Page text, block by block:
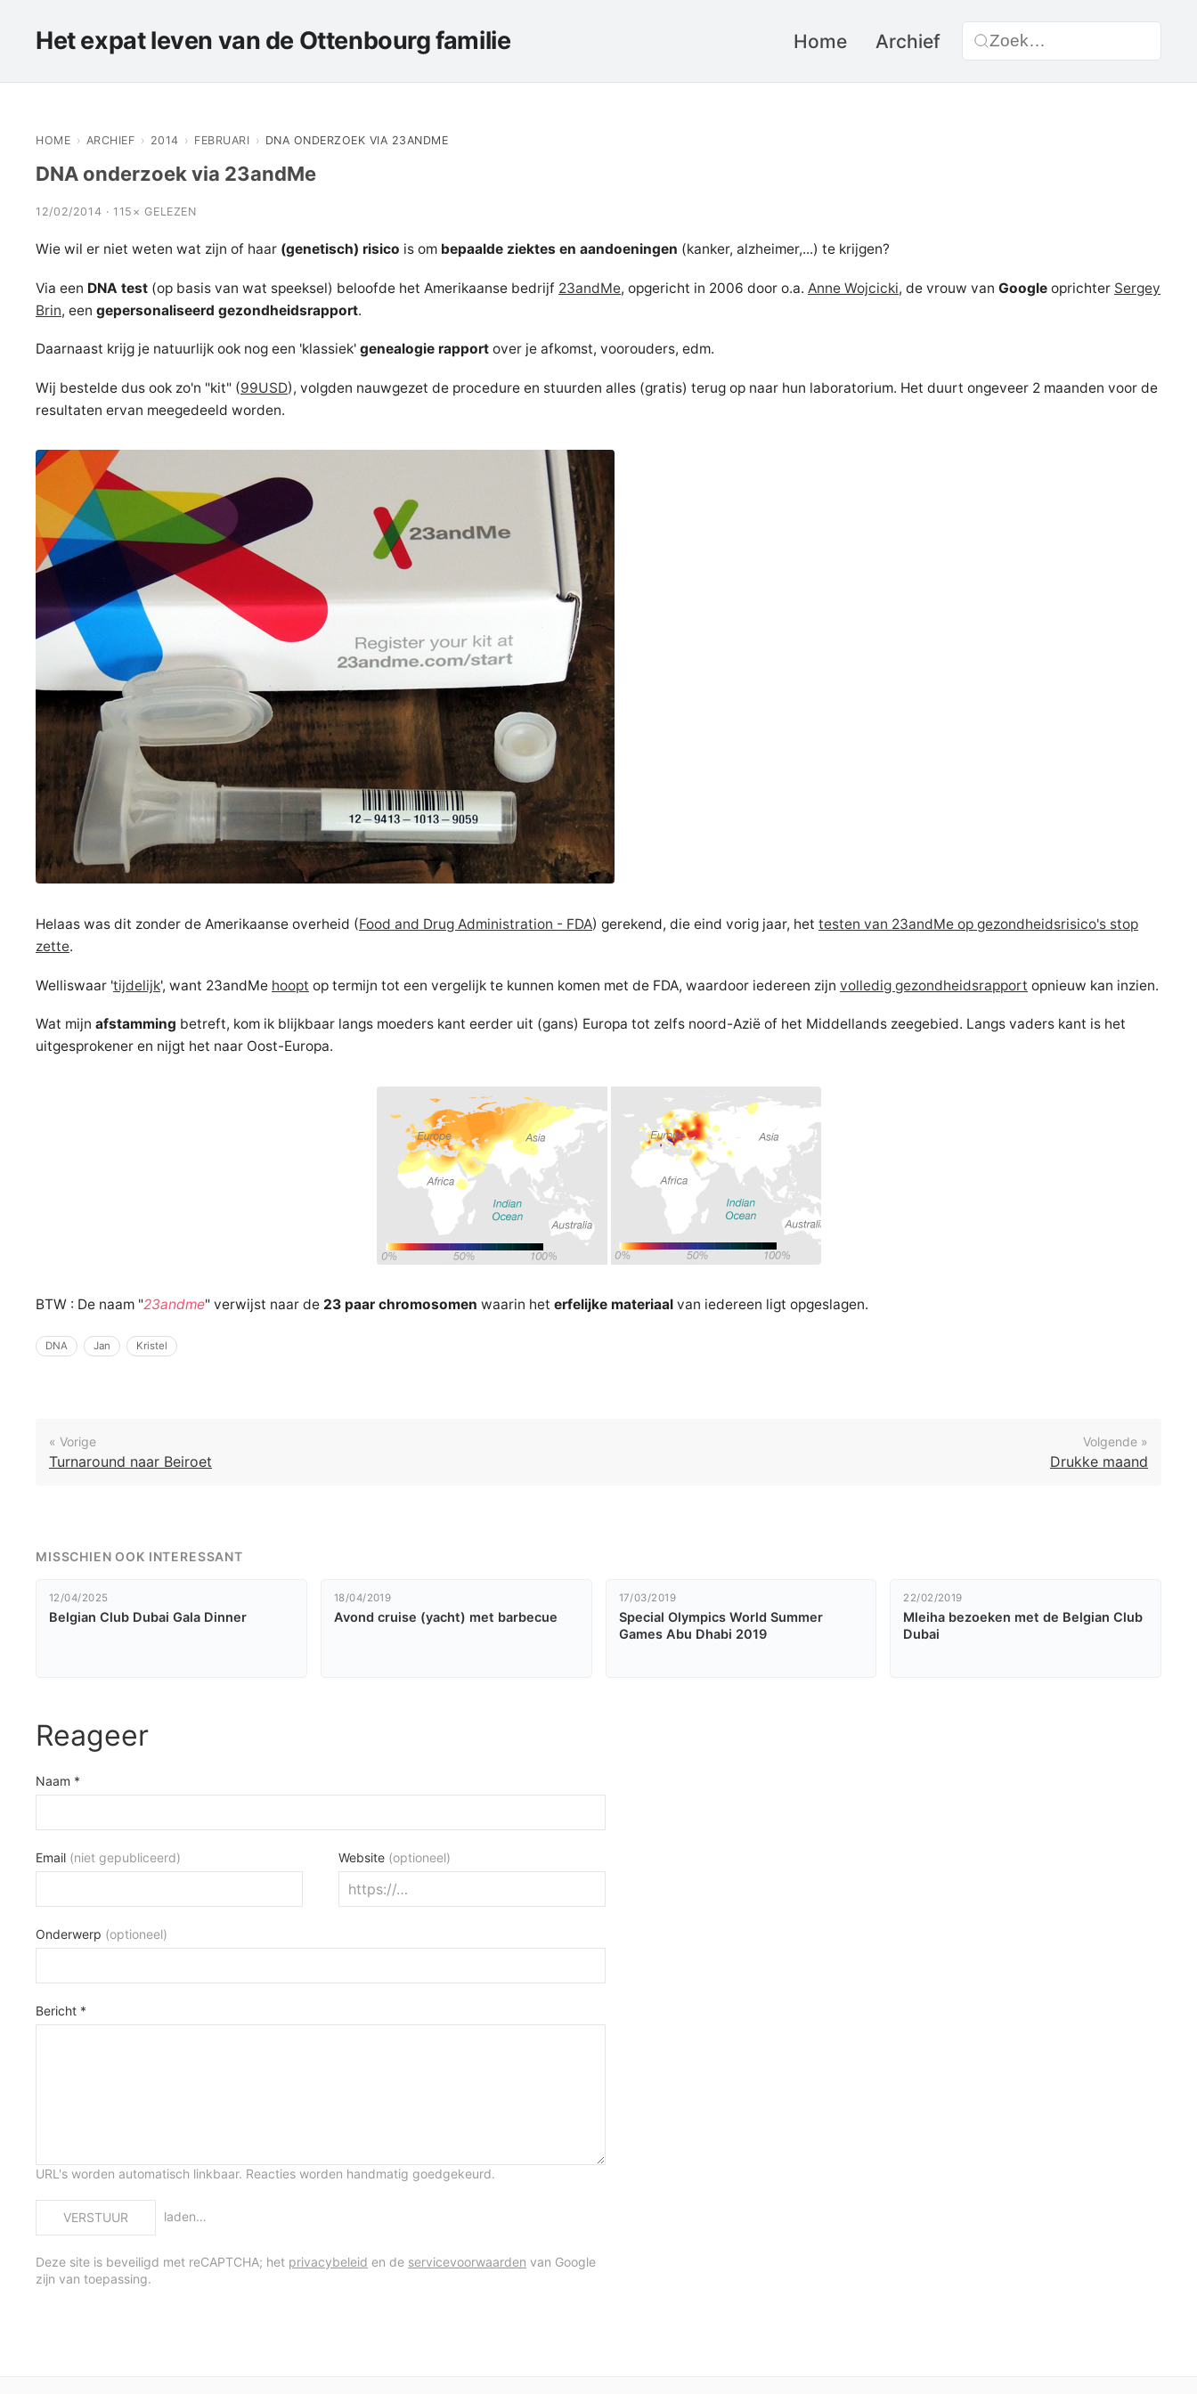
Het expat leven van de Ottenbourg familie Home Archief
HOME › ARCHIEF › 2014 › FEBRUARI › DNA ONDERZOEK VIA 23ANDME
DNA onderzoek via 23andMe
12/02/2014 · 115× GELEZEN
Wie wil er niet weten wat zijn of haar (genetisch) risico is om bepaalde ziektes en aandoeningen (kanker, alzheimer,...) te krijgen?
Via een DNA test (op basis van wat speeksel) beloofde het Amerikaanse bedrijf 23andMe, opgericht in 2006 door o.a. Anne Wojcicki, de vrouw van Google oprichter Sergey
Brin, een gepersonaliseerd gezondheidsrapport.
Daarnaast krijg je natuurlijk ook nog een 'klassiek' genealogie rapport over je afkomst, voorouders, edm.
Wij bestelde dus ook zo'n "kit" (99USD), volgden nauwgezet de procedure en stuurden alles (gratis) terug op naar hun laboratorium. Het duurt ongeveer 2 maanden voor de
resultaten ervan meegedeeld worden.
Helaas was dit zonder de Amerikaanse overheid (Food and Drug Administration - FDA) gerekend, die eind vorig jaar, het testen van 23andMe op gezondheidsrisico's stop
zette.
Welliswaar 'tijdelijk', want 23andMe hoopt op termijn tot een vergelijk te kunnen komen met de FDA, waardoor iedereen zijn volledig gezondheidsrapport opnieuw kan inzien.
Wat mijn afstamming betreft, kom ik blijkbaar langs moeders kant eerder uit (gans) Europa tot zelfs noord-Azië of het Middellands zeegebied. Langs vaders kant is het
uitgesprokener en nijgt het naar Oost-Europa.
BTW : De naam "23andme" verwijst naar de 23 paar chromosomen waarin het erfelijke materiaal van iedereen ligt opgeslagen.
DNA Jan Kristel
« Vorige
Turnaround naar Beiroet
Volgende »
Drukke maand
MISSCHIEN OOK INTERESSANT
12/04/2025
Belgian Club Dubai Gala Dinner
18/04/2019
Avond cruise (yacht) met barbecue
17/03/2019
Special Olympics World Summer
Games Abu Dhabi 2019
22/02/2019
Mleiha bezoeken met de Belgian Club
Dubai
Reageer
Naam *
Email (niet gepubliceerd) Website (optioneel)
Onderwerp (optioneel)
Bericht *
URL's worden automatisch linkbaar. Reacties worden handmatig goedgekeurd.
VERSTUUR laden…
Deze site is beveiligd met reCAPTCHA; het privacybeleid en de servicevoorwaarden van Google
zijn van toepassing.